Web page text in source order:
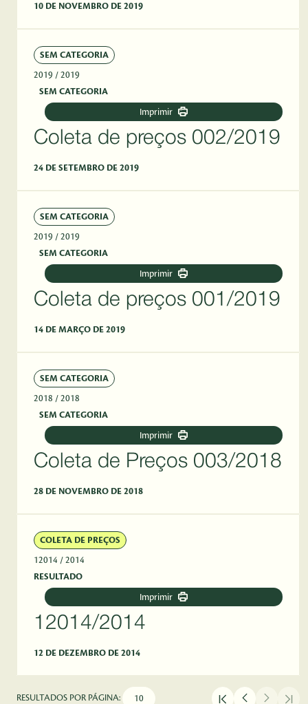
10 DE NOVEMBRO DE 2019
SEM CATEGORIA
2019 / 2019
SEM CATEGORIA
Imprimir
Coleta de preços 002/2019
24 DE SETEMBRO DE 2019
SEM CATEGORIA
2019 / 2019
SEM CATEGORIA
Imprimir
Coleta de preços 001/2019
14 DE MARÇO DE 2019
SEM CATEGORIA
2018 / 2018
SEM CATEGORIA
Imprimir
Coleta de Preços 003/2018
28 DE NOVEMBRO DE 2018
COLETA DE PREÇOS
12014 / 2014
RESULTADO
Imprimir
12014/2014
12 DE DEZEMBRO DE 2014
RESULTADOS POR PÁGINA: